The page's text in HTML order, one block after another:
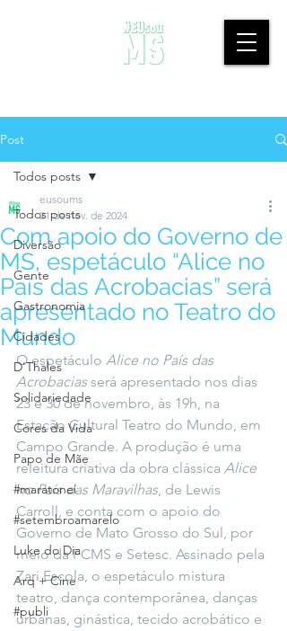
Post
Todos posts
Diversão
Gente
Gastronomia
Cidades
D'Thales
Solidariedade
Cores da Vida
Papo de Mãe
#maratonei
#setembroamarelo
Luke do Dia
Arq + Cine
#publi
Todos posts
Com apoio do Governo de
MS, espetáculo “Alice no
País das Acrobacias” será
apresentado no Teatro do
Mundo
eusoums
21 de nov. de 2024
O espetáculo Alice no País das
Acrobacias será apresentado nos dias
23 e 30 de novembro, às 19h, na
Estação Cultural Teatro do Mundo, em
Campo Grande. A produção é uma
releitura criativa da obra clássica Alice
no País das Maravilhas, de Lewis
Carroll, e conta com o apoio do
Governo de Mato Grosso do Sul, por
meio da FCMS e Setesc. Assinado pela
Zari Escola, o espetáculo mistura
teatro, dança contemporânea, danças
urbanas, ginástica, tecido acrobático e